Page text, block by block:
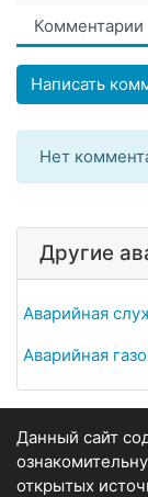
Комментарии
Написать
Нет
Другие
Аварийная
Аварийная
Данный сайт
открытых